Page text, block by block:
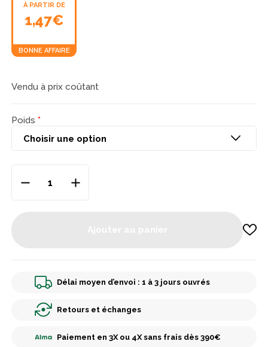
À PARTIR DE
1,47€
BONNE AFFAIRE
Vendu à prix coûtant
Poids
Délai moyen d’envoi : 1 à 3 jours ouvrés
Retours et échanges
Paiement en 3X ou 4X sans frais dès 390€